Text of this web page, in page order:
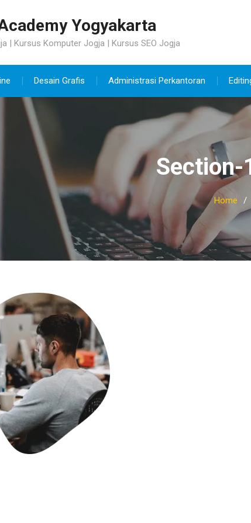
Yogyakarta
| Kursus Komputer Jogja | Kursus SEO Jogja
Desain Grafis Administrasi Perkantoran
Section-
Home